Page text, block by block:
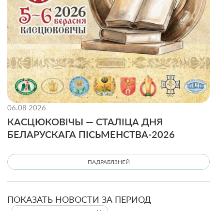
06.08 2026
КАСЦЮКОВІЧЫ — СТАЛІЦА ДНЯ
БЕЛАРУСКАГА ПІСЬМЕНСТВА-2026
ПАДРАБЯЗНЕЙ
ПОКАЗАТЬ НОВОСТИ ЗА ПЕРИОД